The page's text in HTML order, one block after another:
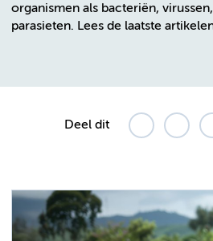
organismen als bacteriën,
parasieten. Lees de laatste
Deel dit